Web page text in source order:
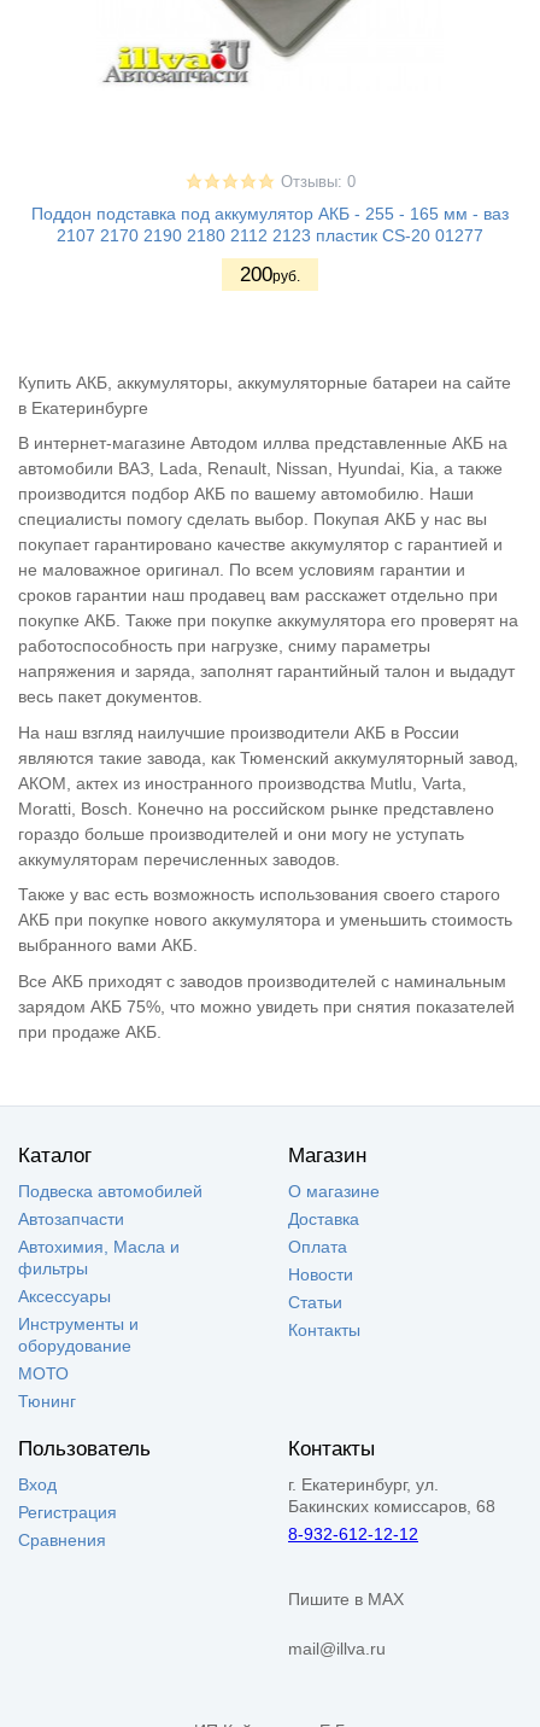
Отзывы: 0
Поддон подставка под аккумулятор АКБ - 255 - 165 мм - ваз
2107 2170 2190 2180 2112 2123 пластик CS-20 01277
200руб.
Купить АКБ, аккумуляторы, аккумуляторные батареи на сайте
в Екатеринбурге
В интернет-магазине Автодом иллва представленные АКБ на
автомобили ВАЗ, Lada, Renault, Nissan, Hyundai, Kia, а также
производится подбор АКБ по вашему автомобилю. Наши
специалисты помогу сделать выбор. Покупая АКБ у нас вы
покупает гарантировано качестве аккумулятор с гарантией и
не маловажное оригинал. По всем условиям гарантии и
сроков гарантии наш продавец вам расскажет отдельно при
покупке АКБ. Также при покупке аккумулятора его проверят на
работоспособность при нагрузке, сниму параметры
напряжения и заряда, заполнят гарантийный талон и выдадут
весь пакет документов.
На наш взгляд наилучшие производители АКБ в России
являются такие завода, как Тюменский аккумуляторный завод,
АКОМ, актех из иностранного производства Mutlu, Varta,
Moratti, Bosch. Конечно на российском рынке представлено
гораздо больше производителей и они могу не уступать
аккумуляторам перечисленных заводов.
Также у вас есть возможность использования своего старого
АКБ при покупке нового аккумулятора и уменьшить стоимость
выбранного вами АКБ.
Все АКБ приходят с заводов производителей с наминальным
зарядом АКБ 75%, что можно увидеть при снятия показателей
при продаже АКБ.
Каталог
Подвеска автомобилей
Автозапчасти
Автохимия, Масла и
фильтры
Аксессуары
Инструменты и
оборудование
МОТО
Тюнинг
Магазин
О магазине
Доставка
Оплата
Новости
Статьи
Контакты
Пользователь
Вход
Регистрация
Сравнения
Контакты
г. Екатеринбург, ул.
Бакинских комиссаров, 68
8-932-612-12-12
Пишите в MAX
mail@illva.ru